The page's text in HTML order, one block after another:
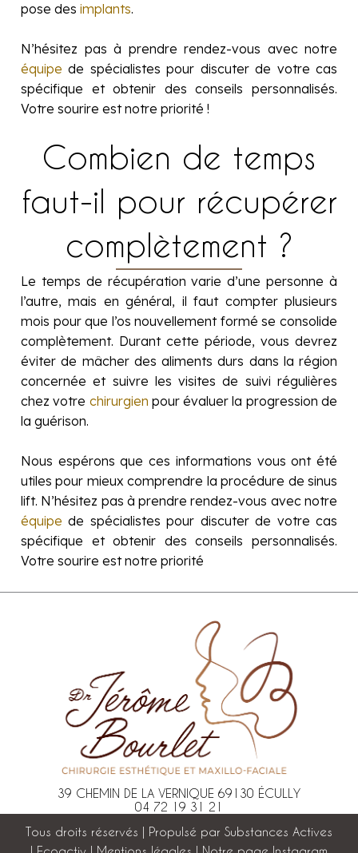
pose des implants.
N’hésitez pas à prendre rendez-vous avec notre
équipe de spécialistes pour discuter de votre cas
spécifique et obtenir des conseils personnalisés.
Votre sourire est notre priorité !
Combien de temps
faut-il pour récupérer
complètement ?
Le temps de récupération varie d’une personne à
l’autre, mais en général, il faut compter plusieurs
mois pour que l’os nouvellement formé se consolide
complètement. Durant cette période, vous devrez
éviter de mâcher des aliments durs dans la région
concernée et suivre les visites de suivi régulières
chez votre chirurgien pour évaluer la progression de
la guérison.
Nous espérons que ces informations vous ont été
utiles pour mieux comprendre la procédure de sinus
lift. N’hésitez pas à prendre rendez-vous avec notre
équipe de spécialistes pour discuter de votre cas
spécifique et obtenir des conseils personnalisés.
Votre sourire est notre priorité
39 CHEMIN DE LA VERNIQUE 69130 ÉCULLY
04 72 19 31 21
Tous droits réservés | Propulsé par Substances Actives